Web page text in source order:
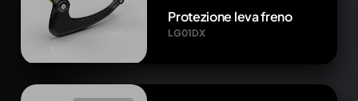
Protezione leva freno
LG01DX